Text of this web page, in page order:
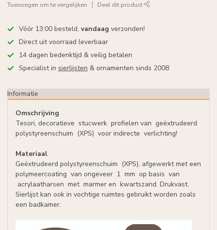
Toevoegen om te vergelijken Deel dit product
Vóór 13:00 besteld, vandaag verzonden!
Direct uit voorraad leverbaar
14 dagen bedenktijd & veilig betalen
Specialist in sierlijsten & ornamenten sinds 2008
Informatie
Omschrijving
Tesori, decoratieve stucwerk profielen van geëxtrudeerd
polystyreenschuim (XPS) voor indirecte verlichting!
Materiaal
Geëxtrudeerd polystyreenschuim (XPS), afgewerkt met een
polymeercoating van ongeveer 1 mm op basis van
acrylaatharsen met marmer en kwartszand. Drukvast.
Sierlijst kan ook in vochtige ruimtes gebruikt worden zoals
een badkamer.